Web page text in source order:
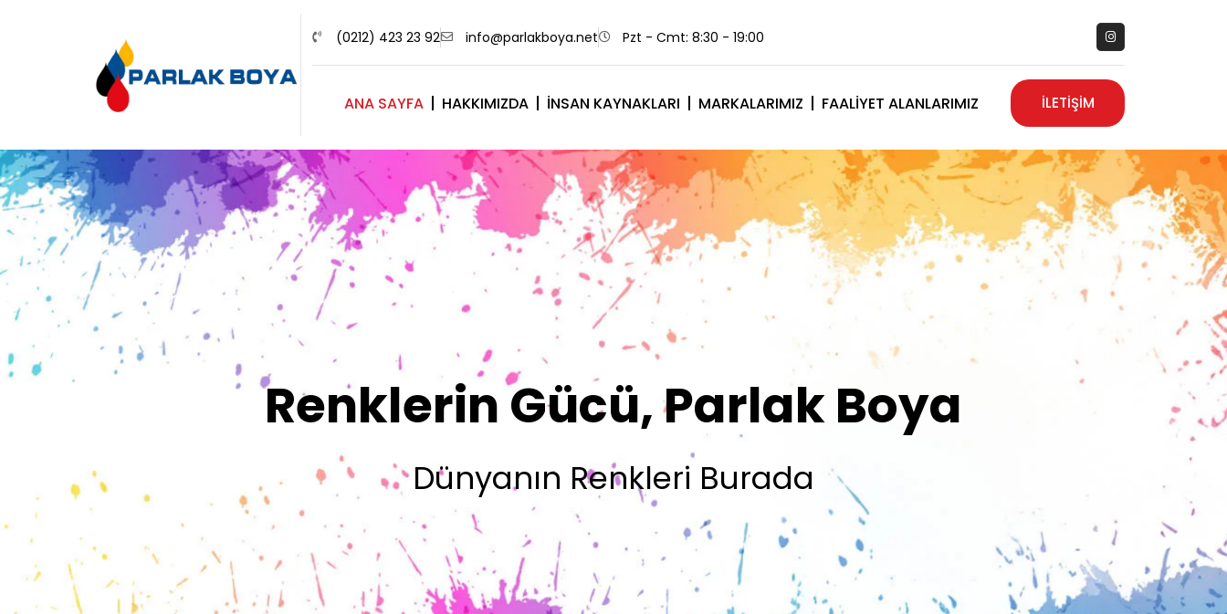
(0212) 423 23 92 info@parlakboya.net Pzt - Cmt: 8:30 - 19:00
ANA SAYFA HAKKIMIZDA İNSAN KAYNAKLARI MARKALARIMIZ FAALIYET ALANLARIMIZ İLETİŞİM
Renklerimiz Sizin İmzanız
Olsun